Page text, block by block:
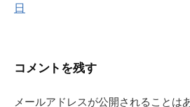
稿
ビ
日
コメントを残す
メールアドレスが公開されることは